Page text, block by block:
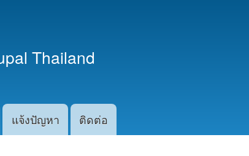
หลัก
Thailand
แจ้งปัญหา ติดต่อ